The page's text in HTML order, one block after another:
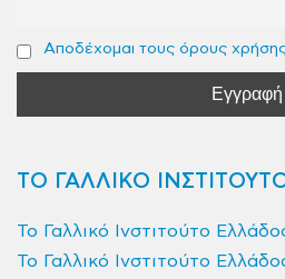
Αποδέχομαι τους όρους
ΤΟ ΓΑΛΛΙΚΟ
Το Γαλλικό Ινστιτούτο
Το Γαλλικό Ινστιτούτο